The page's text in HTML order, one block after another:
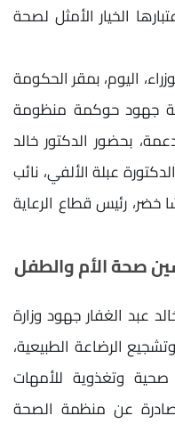
الخيار الأمثل لصحة
اليوم، بمقر الحكومة
جهود حوكمة منظومة
بحضور الدكتور خالد
عبلة الألفي، نائب
خضر، رئيس قطاع الرعاية
صحة الأم والطفل
عبد الغفار جهود وزارة
الرضاعة الطبيعية،
وتغذوية للأمهات
عن منظمة الصحة